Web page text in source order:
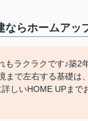
らホームアッ
ラクラクです♪築
まで左右する基礎
しいHOME UPまで